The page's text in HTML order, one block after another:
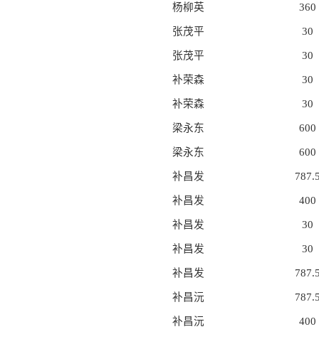
杨柳英 360
张茂平 30
张茂平 30
补荣森 30
补荣森 30
梁永东 600
梁永东 600
补昌发
补昌发 400
补昌发 30
补昌发 30
补昌发
补昌沅
补昌沅 400